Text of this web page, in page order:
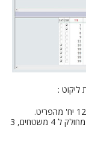
ליקוט :
על פי סידור המלאי - בצילום הרצ"ב - רואים כי המלאי מחולק ל 4 משטחים, 3